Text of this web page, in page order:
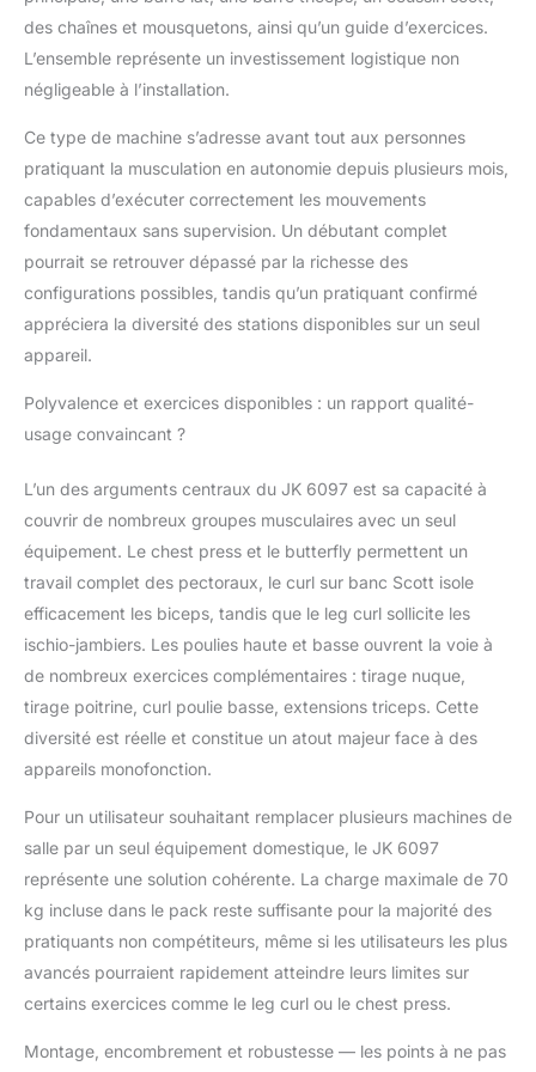
entraînement sûr, même pour les
Barre lat, barre triceps, chaîne,
mousquetons et coussin pour épaules
[Guide d'exercices] : Inclut un manuel
détaillé avec toutes les possibilités
d'entraînement.
[Entraînements
complets] : Permet d’effectuer le
des jambes, le high pulley, le low pulley, la
flexion des jambes, le curl sur banc Scott
et bien plus encore. Robustesse et portée :
soutenir les entraînements les plus
intenses.
des chaînes et mousquetons, ainsi qu’un guide d’exercices.
L’ensemble représente un investissement logistique non
négligeable à l’installation.
Ce type de machine s’adresse avant tout aux personnes
pratiquant la musculation en autonomie depuis plusieurs mois,
capables d’exécuter correctement les mouvements
fondamentaux sans supervision. Un débutant complet
pourrait se retrouver dépassé par la richesse des
configurations possibles, tandis qu’un pratiquant confirmé
appréciera la diversité des stations disponibles sur un seul
appareil.
Polyvalence et exercices disponibles : un rapport qualité-
usage convaincant ?
L’un des arguments centraux du JK 6097 est sa capacité à
couvrir de nombreux groupes musculaires avec un seul
équipement. Le chest press et le butterfly permettent un
travail complet des pectoraux, le curl sur banc Scott isole
efficacement les biceps, tandis que le leg curl sollicite les
ischio-jambiers. Les poulies haute et basse ouvrent la voie à
de nombreux exercices complémentaires : tirage nuque,
tirage poitrine, curl poulie basse, extensions triceps. Cette
diversité est réelle et constitue un atout majeur face à des
appareils monofonction.
Pour un utilisateur souhaitant remplacer plusieurs machines de
salle par un seul équipement domestique, le JK 6097
représente une solution cohérente. La charge maximale de 70
kg incluse dans le pack reste suffisante pour la majorité des
pratiquants non compétiteurs, même si les utilisateurs les plus
avancés pourraient rapidement atteindre leurs limites sur
certains exercices comme le leg curl ou le chest press.
Montage, encombrement et robustesse — les points à ne pas